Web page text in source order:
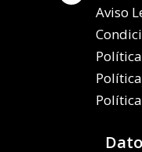
Aviso